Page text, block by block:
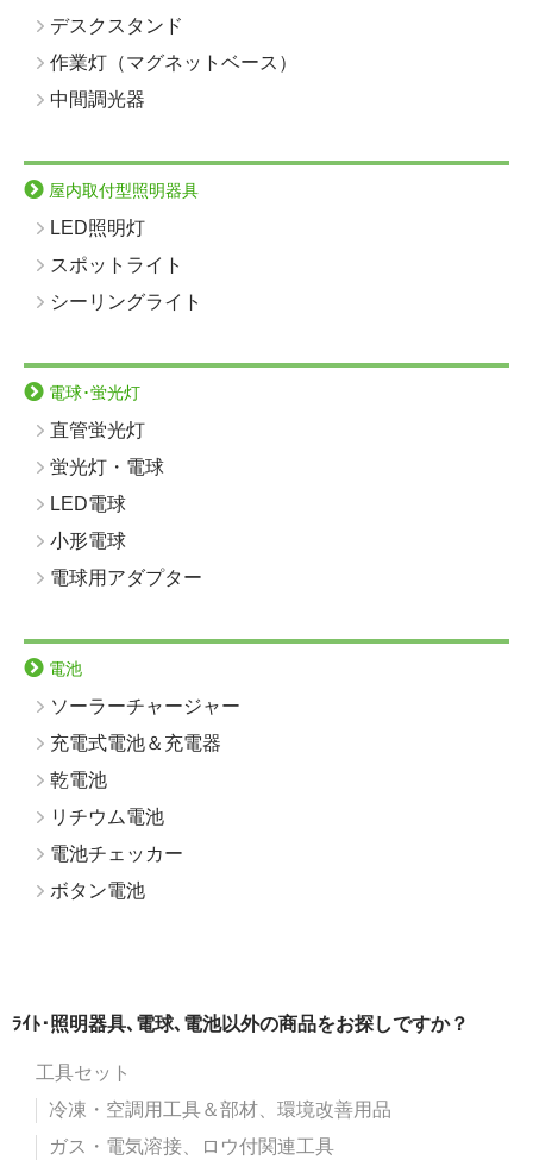
デスクスタンド
作業灯（マグネットベース）
中間調光器
屋内取付型照明器具
LED照明灯
スポットライト
シーリングライト
電球･蛍光灯
直管蛍光灯
蛍光灯・電球
LED電球
小形電球
電球用アダプター
電池
ソーラーチャージャー
充電式電池＆充電器
乾電池
リチウム電池
電池チェッカー
ボタン電池
ﾗｲﾄ･照明器具､電球､電池以外の商品をお探しですか？
工具セット
冷凍・空調用工具＆部材、環境改善用品
ガス・電気溶接、ロウ付関連工具